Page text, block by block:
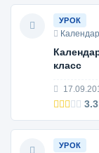
УРОК
класс
3.3
УРОК